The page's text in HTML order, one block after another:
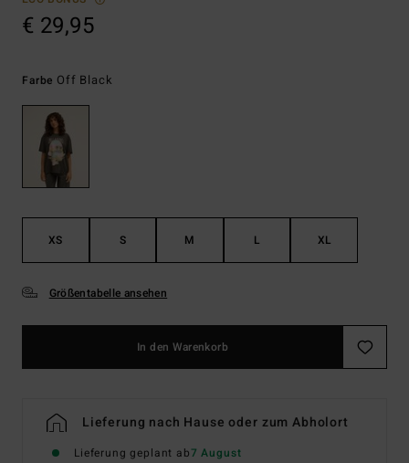
€ 29,95
Farbe Off Black
XS S M L XL
Größentabelle ansehen
In den Warenkorb
Lieferung nach Hause oder zum Abholort
Lieferung geplant ab7 August